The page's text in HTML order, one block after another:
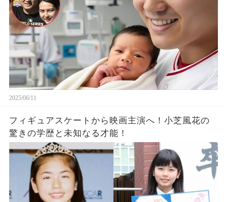
2025/06/11
フィギュアスケートから映画主演へ！小芝風花の
驚きの学歴と未知なる才能！